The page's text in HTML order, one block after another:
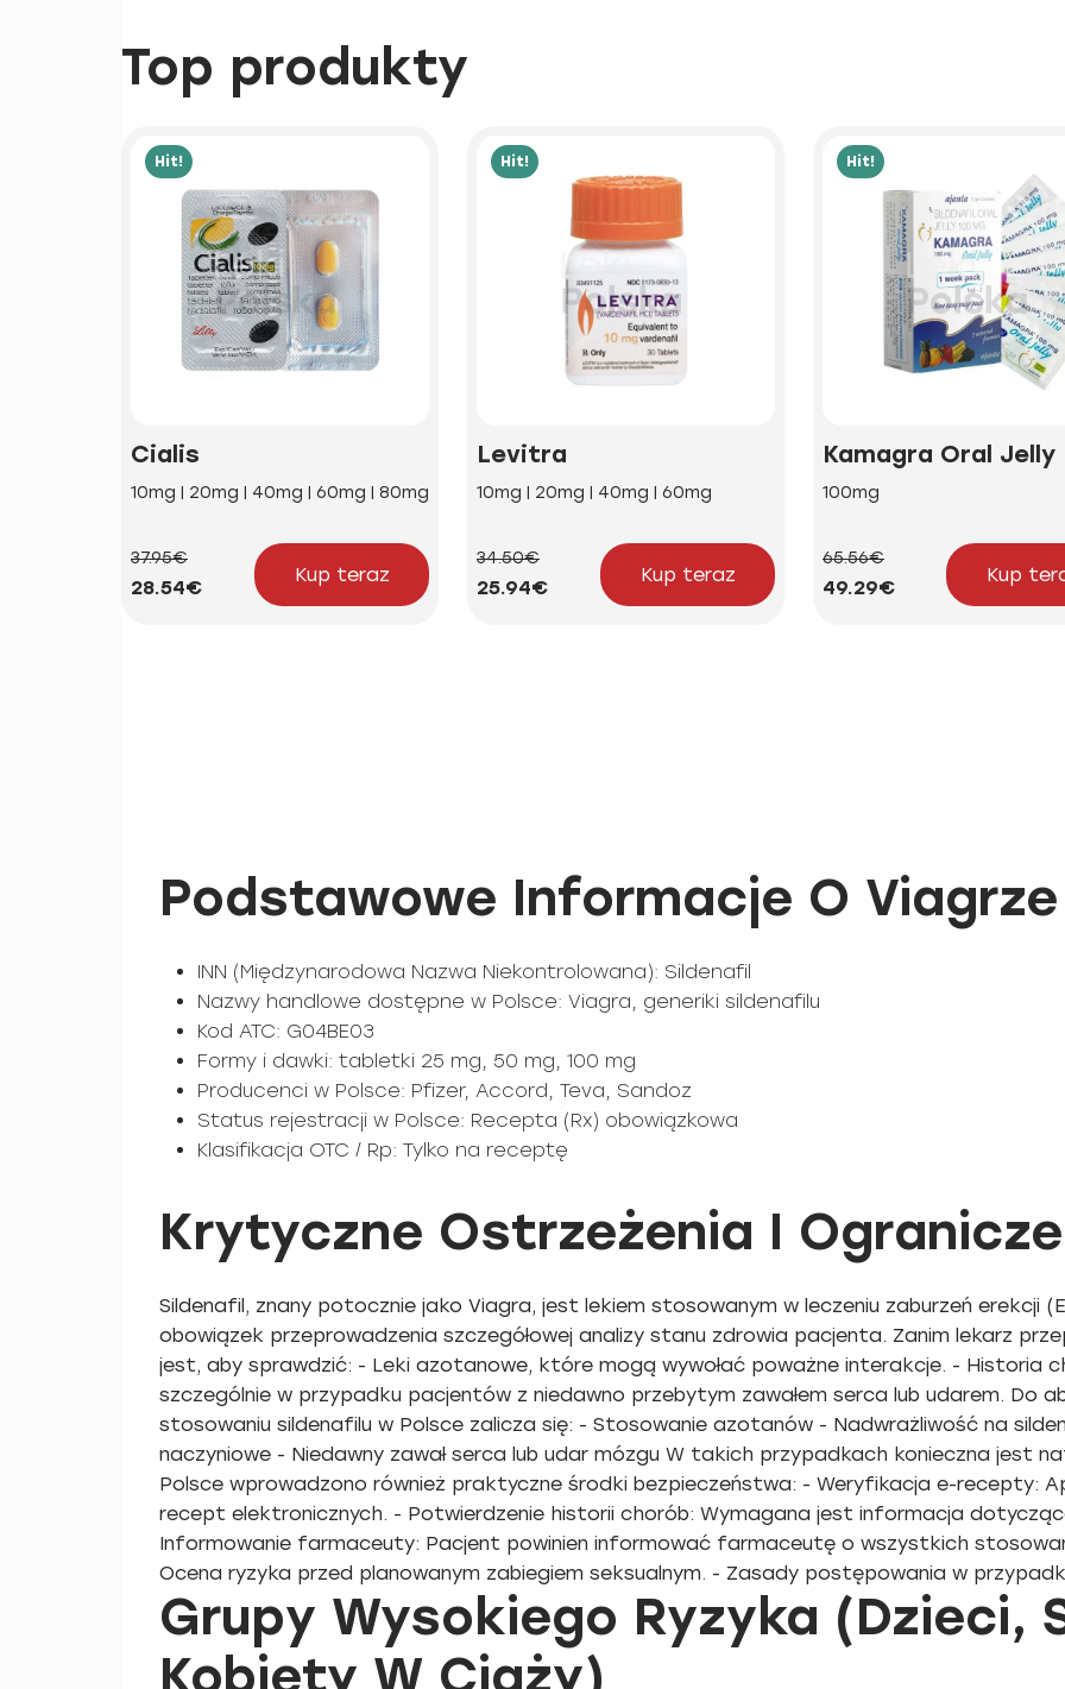
Top produkty
Hit!
Cialis
10mg | 20mg | 40mg | 60mg | 80mg
37.95€
28.54€
Kup teraz
Hit!
Levitra
10mg | 20mg | 40mg | 60mg
34.50€
25.94€
Kup teraz
Hit!
Kamagra Oral Jelly
100mg
65.56€
49.29€
Kup
Podstawowe Informacje O Viagrze
INN (Międzynarodowa Nazwa Niekontrolowana): Sildenafil
Nazwy handlowe dostępne w Polsce: Viagra, generiki sildenafilu
Kod ATC: G04BE03
Formy i dawki: tabletki 25 mg, 50 mg, 100 mg
Producenci w Polsce: Pfizer, Accord, Teva, Sandoz
Status rejestracji w Polsce: Recepta (Rx) obowiązkowa
Klasifikacja OTC / Rp: Tylko na receptę
Krytyczne Ostrzeżenia I
Sildenafil, znany potocznie jako Viagra, jest lekiem stosowanym w leczeniu zaburzeń erekcji
obowiązek przeprowadzenia szczegółowej analizy stanu zdrowia pacjenta. Zanim lekarz
jest, aby sprawdzić: - Leki azotanowe, które mogą wywołać poważne interakcje. - Historia
szczególnie w przypadku pacjentów z niedawno przebytym zawałem serca lub udarem. Do
stosowaniu sildenafilu w Polsce zalicza się: - Stosowanie azotanów - Nadwrażliwość na
naczyniowe - Niedawny zawał serca lub udar mózgu W takich przypadkach konieczna jest
Polsce wprowadzono również praktyczne środki bezpieczeństwa: - Weryfikacja e-recepty:
recept elektronicznych. - Potwierdzenie historii chorób: Wymagana jest informacja
Informowanie farmaceuty: Pacjent powinien informować farmaceutę o wszystkich
Ocena ryzyka przed planowanym zabiegiem seksualnym. - Zasady postępowania w
Grupy Wysokiego Ryzyka (Dzieci,
Kobiety W Ciąży)